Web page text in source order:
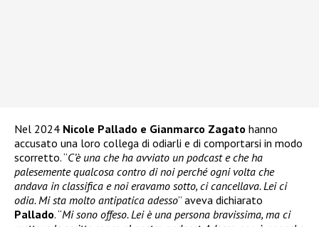
Nel 2024 Nicole Pallado e Gianmarco Zagato hanno
accusato una loro collega di odiarli e di comportarsi in modo
scorretto. “C’è una che ha avviato un podcast e che ha
palesemente qualcosa contro di noi perché ogni volta che
andava in classifica e noi eravamo sotto, ci cancellava. Lei ci
odia. Mi sta molto antipatica adesso” aveva dichiarato
Pallado. “Mi sono offeso. Lei è una persona bravissima, ma ci